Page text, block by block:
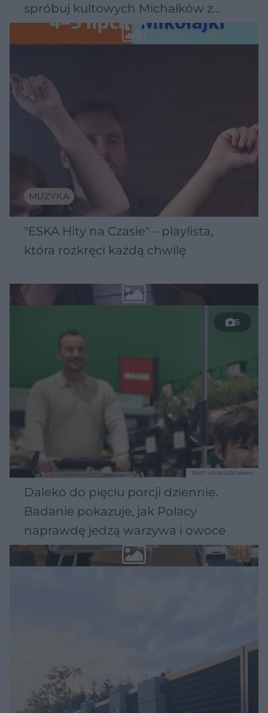
spróbuj kultowych Michałków z
Wawelu
MUZYKA
"ESKA Hity na Czasie" – playlista,
która rozkręci każdą chwilę
5
Daleko do pięciu porcji dziennie.
Badanie pokazuje, jak Polacy
naprawdę jedzą warzywa i owoce
TEKST SPONSOROWANY